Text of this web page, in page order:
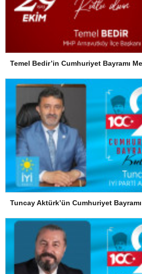
Temel Bedir’in Cumhuriyet Bayramı
Tuncay Aktürk’ün Cumhuriyet Bayramı